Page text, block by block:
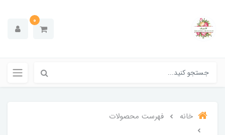
0
خانه فهرست محصولات